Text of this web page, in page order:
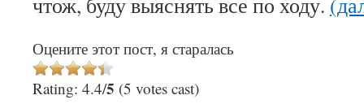
Оцените этот пост, я старалась
Rating: 4.4/5 (5 votes cast)